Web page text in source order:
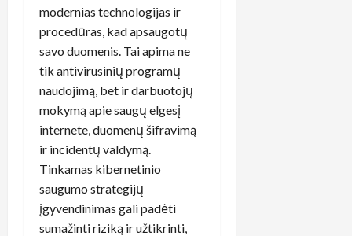
modernias technologijas ir
procedūras, kad apsaugotų
savo duomenis. Tai apima ne
tik antivirusinių programų
naudojimą, bet ir darbuotojų
mokymą apie saugų elgesį
internete, duomenų šifravimą
ir incidentų valdymą.
Tinkamas kibernetinio
saugumo strategijų
įgyvendinimas gali padėti
sumažinti riziką ir užtikrinti,